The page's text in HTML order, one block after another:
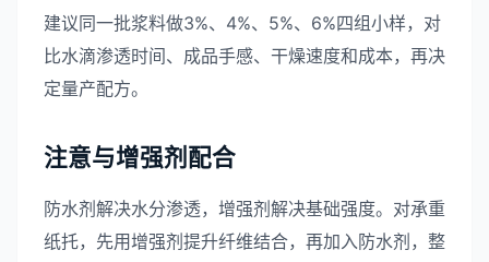
建议同一批浆料做3%、4%、5%、6%四组小样，对
比水滴渗透时间、成品手感、干燥速度和成本，再决
定量产配方。
注意与增强剂配合
防水剂解决水分渗透，增强剂解决基础强度。对承重
纸托，先用增强剂提升纤维结合，再加入防水剂，整